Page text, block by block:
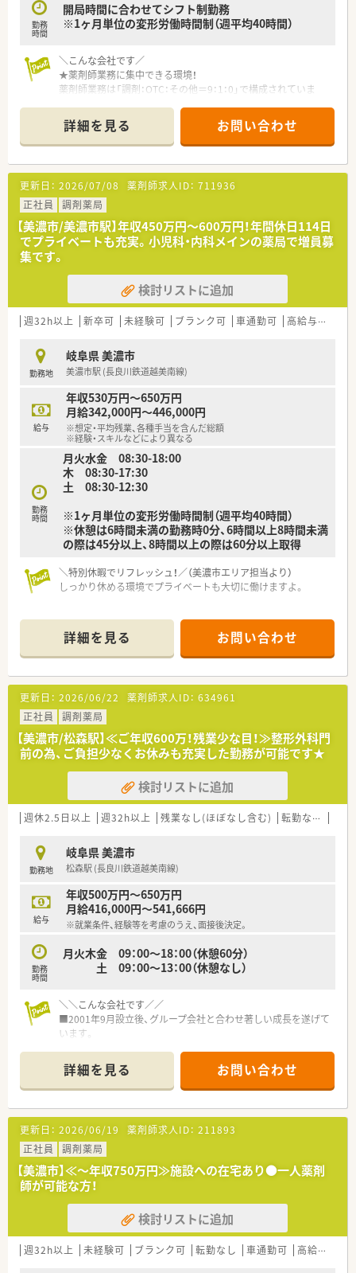
勤務
時間
開局時間に合わせてシフト制勤務
※1ヶ月単位の変形労働時間制（週平均40時間）
＼こんな会社です／
★薬剤師業務に集中できる環境！
薬剤師業務は「調剤：OTC：その他＝9：1：0」で構成されていま
また、1人1台iPadが支給されるためカスタマイズ機能も利用で
き、ストレスなく薬歴記載ができます。
このように利便性の高いシステムを導入することで、時間を有効
活用し対人業務を充実させることが可能です。
★地域に密着した健康ステーション！
スーパーやスポーツクラブなどのグループ企業と共に、多業種と
連携した出店をしております。
「調剤の待ち時間に買物を…」「いつも利用するスーパーでお薬
を受け取れると便利…」といった利便性・集客力があり、
不特定多数の医療機関から発行された面分業の処方せんが集ま
ります。
取り扱う薬剤の種類が多く、疾患内容も多岐にわたっており、幅
広い勉強ができるのも特徴です。
医師の開業支援も行っており、開院時からマンツーマン体制を整
えている調剤薬局が多くあります。
そのため、しっかりと薬剤師スキルを豊富な処方箋枚数から向上
させることが可能です。
また、患者様へのフォローアップやトレーシングレポートの作成
などを通して、地域の患者様の健康に寄り添っています。
20歳代・30歳代の若い薬剤師が薬局や本部スタッフとして活躍
し会社を引っ張っています。
年齢や性別は関係なく、実務力を兼ね備え挑戦をする姿勢の方に
毎年、自分のキャリアイメージ申告、ライフスタイル申告など、
自分の理想を提出できます。
年間２回の面談では、上長と自身のビジョンや悩みなど話すスタ
★日祝休み、充実した休暇制度・福利厚生！
日祝と特別休暇をつなげ連休を取る社員も多く、
毎年付与されるワークライフバランス（WLB）休暇9日間を組み
合わせて海外旅行や帰省などに利用しています。
希望する特別休暇取得率が100％となっておりますので、ご安心
ください。
ワークライフバランスを重視される方には魅力的な制度となっ
ています。
詳細を見る お問い合わせ
更新日： 2026/07/08 薬剤師求人ID： 711936
正社員
調剤薬局
【美濃市/美濃市駅】年収450万円～600万円！年間休日114日
でプライベートも充実。小児科・内科メインの薬局で増員募
集です。
検討リストに追加
週32h以上 新卒可 未経験可 ブランク可 車通勤可 高給与(600万円以上)
勤務地
岐阜県 美濃市
美濃市駅 (長良川鉄道越美南線)
給与
年収530万円～650万円
月給342,000円～446,000円
※想定・平均残業、各種手当を含んだ総額
※経験・スキルなどにより異なる
勤務
時間
月火水金 08:30-18:00
木 08:30-17:30
土 08:30-12:30
※1ヶ月単位の変形労働時間制（週平均40時間）
※休憩は6時間未満の勤務時0分、6時間以上8時間未満
の際は45分以上、8時間以上の際は60分以上取得
＼特別休暇でリフレッシュ！／（美濃市エリア担当より）
しっかり休める環境でプライベートも大切に働けますよ。
■美濃市駅より車で13分ほどの場所に位置しており、毎日の通
勤にも便利な立地にある調剤薬局の求人です。
■主に近隣の医療機関から小児科や内科の処方箋を応需してお
り、地域医療にしっかりと貢献できる環境です。
■現在こちらの店舗では薬剤師の増員募集を行っており、体制強
化に向けた新しい仲間をお待ちしております。
【法人特徴について】
■東証プライム上場企業のグループ会社として、東海エリアを中
心に全国規模で店舗展開を続ける安定した法人です。
■薬剤師の業務割合は調剤メインとなっており、雑務的業務が一
切ないため、専門性を存分に活かせる環境です。
■全店舗で一人一台の電子薬歴iPadが導入されており、業務効率
化と患者様対応時間の確保を実現しております。
【こんな方が活躍中】
■小児科や内科の処方箋経験を活かして、地域の患者様へ寄り添
った丁寧な服薬指導を行っている薬剤師が活躍しています。
■充実した研修制度を利用して自己研鑽に励み、専門性を高めな
がらキャリアアップを実現しているスタッフが多数います。
■育児短時間勤務制度を活用しながら、家庭と仕事の両立を無理
なく図り、長期的に勤務を続けているママさん薬剤師もいます。
詳細を見る お問い合わせ
更新日： 2026/06/22 薬剤師求人ID： 634961
正社員
調剤薬局
【美濃市/松森駅】≪ご年収600万！残業少な目！≫整形外科門
前の為、ご負担少なくお休みも充実した勤務が可能です★
検討リストに追加
週休2.5日以上 週32h以上 残業なし(ほぼなし含む) 転勤なし
勤務地
岐阜県 美濃市
松森駅 (長良川鉄道越美南線)
給与
年収500万円～650万円
月給416,000円～541,666円
※就業条件、経験等を考慮のうえ、面接後決定。
勤務
時間
月火木金 09：00～18：00（休憩60分）
土 09：00～13：00（休憩なし）
＼＼こんな会社です／／
■2001年9月設立後、グループ会社と合わせ著しい成長を遂げて
います。
も拡大していく予定です！
■「みんなで創り、みんなで育てる」会社という社長のお考えも
あり、社長との距離が近く社員との風通しに自信があります。
■独立を考えている薬剤師を応援し、実績が多数ある会社です。
■経営ノウハウ、売上管理、調剤報酬点数の算定要件、公費や保
険の種類、レセプト請求等、通常業務以外の薬局経営に関わる全
てをレクチャ一します。
■従業員の約半数が女性です。管理薬剤師として活躍されてい
る女性スタッフも多く、上を目指せる環境もあります。
■女性が働きやすい職場環境をつくり、サポートするために産
休・育休制度も充実しており実績も多数あります。
育休復帰後、パート社員への転換のご相談が可能です。もちろ
ん、正社員でのフルタイム出勤でのご復帰いただけます。
■育児が落ち着いて社会復帰・現場復帰を考えているパパ・ママ
詳細を見る お問い合わせ
更新日： 2026/06/19 薬剤師求人ID： 211893
正社員
調剤薬局
【美濃市】≪～年収750万円≫施設への在宅あり●一人薬剤
師が可能な方！
検討リストに追加
週32h以上 未経験可 ブランク可 転勤なし 車通勤可 高給与(600万円以上)